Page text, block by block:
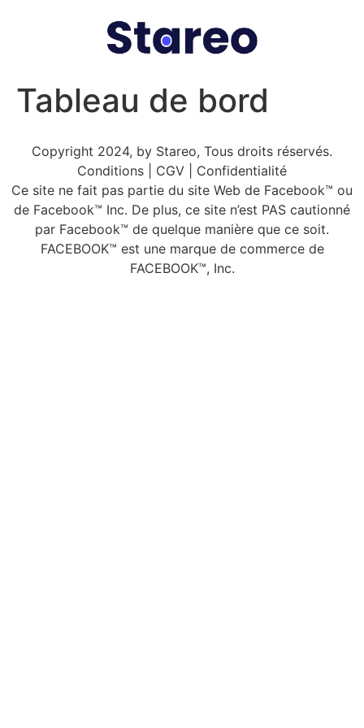
Tableau de bord
Copyright 2024, by Stareo, Tous droits réservés.
Conditions | CGV | Confidentialité
Ce site ne fait pas partie du site Web de Facebook™ ou
de Facebook™ Inc. De plus, ce site n’est PAS cautionné
par Facebook™ de quelque manière que ce soit.
FACEBOOK™ est une marque de commerce de
FACEBOOK™, Inc.